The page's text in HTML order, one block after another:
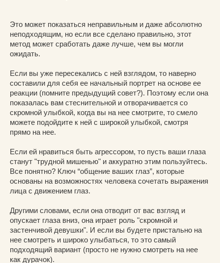
Это может показаться неправильным и даже абсолютно
неподходящим, но если все сделано правильно, этот
метод может сработать даже лучше, чем вы могли
ожидать.
Если вы уже пересекались с ней взглядом, то наверно
составили для себя ее начальный портрет на основе ее
реакции (помните предыдущий совет?). Поэтому если она
показалась вам стеснительной и отворачивается со
скромной улыбкой, когда вы на нее смотрите, то смело
можете подойдите к ней с широкой улыбкой, смотря
прямо на нее.
Если ей нравиться быть агрессором, то пусть ваши глаза
станут "трудной мишенью" и аккуратно этим пользуйтесь.
Все понятно? Ключ “общение ваших глаз”, которые
основаны на возможностях человека сочетать выражения
лица с движением глаз.
Другими словами, если она отводит от вас взгляд и
опускает глаза вниз, она играет роль "скромной и
застенчивой девушки". И если вы будете пристально на
нее смотреть и широко улыбаться, то это самый
подходящий вариант (просто не нужно смотреть на нее
как дурачок).